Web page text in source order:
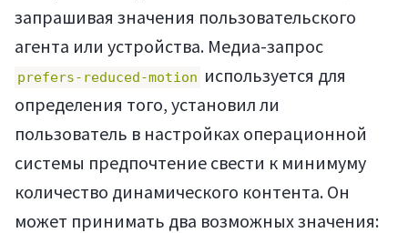
Мануалы
запрашивая значения пользовательского
агента или устройства. Медиа-запрос
prefers-reduced-motion используется для
определения того, установил ли
пользователь в настройках операционной
системы предпочтение свести к минимуму
количество динамического контента. Он
может принимать два возможных значения: